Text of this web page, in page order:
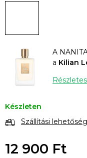
A
a Kilian
Készleten
Szállítási
12 900 Ft